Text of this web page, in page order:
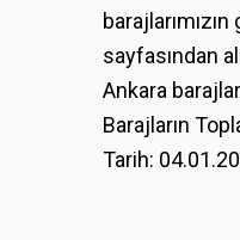
sayfasından
Ankara
Barajların
Tarih: